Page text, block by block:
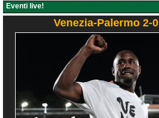
Eventi live!
Venezia-Palermo 2-0